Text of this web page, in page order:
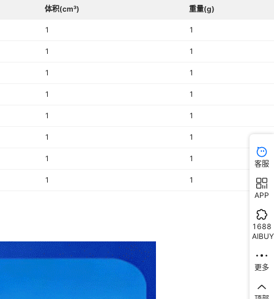
体积(cm³) 重量(g)
1 1
1 1
1 1
1 1
1 1
1 1
1 1
1 1
客服
APP
1688
AIBUY
更多